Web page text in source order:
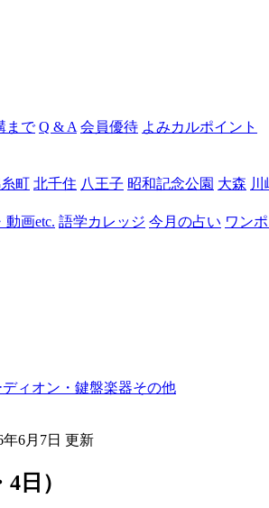
ャ
北
千
まで Q & A 会員優待 よみカルポイント
町 北千住 八王子 昭和記念公園 大森 川
動画etc. 語学カレッジ 今月の占い ワン
ィオン・鍵盤楽器その他
年6月7日 更新
日）